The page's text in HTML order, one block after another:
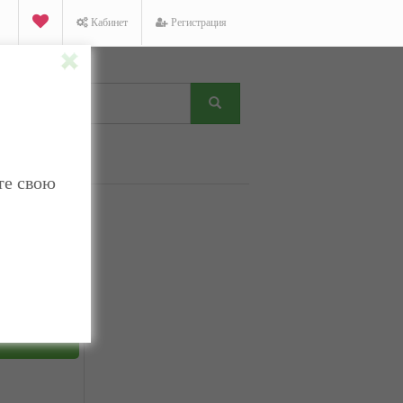
Кабинет Регистрация
свою